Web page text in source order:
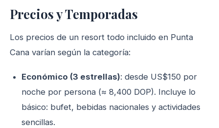
Precios y Temporadas
Los precios de un resort todo incluido en Punta
Cana varían según la categoría:
Económico (3 estrellas): desde US$150 por
noche por persona (≈ 8,400 DOP). Incluye lo
básico: bufet, bebidas nacionales y actividades
sencillas.